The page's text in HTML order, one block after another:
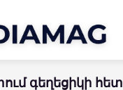
գեղեցիկի հետ